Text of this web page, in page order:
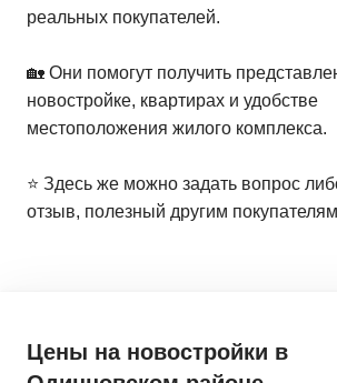
реальных покупателей.
🏡 Они помогут получить
новостройке, квартирах и удобстве
местоположения жилого комплекса.
⭐️ Здесь же можно задать вопрос
отзыв, полезный другим
Цены на новостройки в